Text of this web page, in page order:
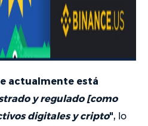
actualmente está
y regulado [como
digitales y cripto", lo